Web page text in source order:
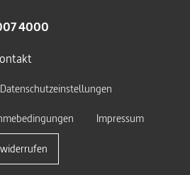
4000
Datenschutzeinstellungen
Impressum